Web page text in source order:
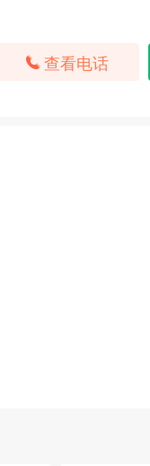
查看电话